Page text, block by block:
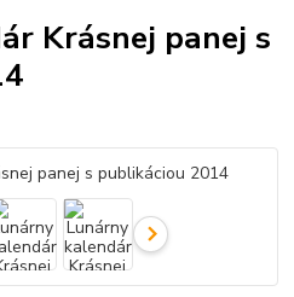
Krásnej panej s